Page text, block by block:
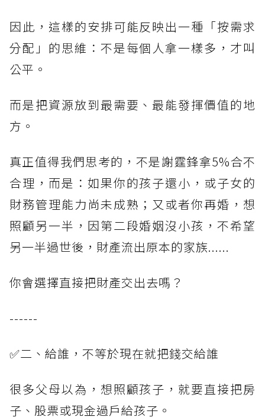
因此，這樣的安排可能反映出一種「按需求
分配」的思維：不是每個人拿一樣多，才叫
公平。
而是把資源放到最需要、最能發揮價值的地
方。
真正值得我們思考的，不是謝霆鋒拿5%合不
合理，而是：如果你的孩子還小，或子女的
財務管理能力尚未成熟；又或者你再婚，想
照顧另一半，因第二段婚姻沒小孩，不希望
另一半過世後，財產流出原本的家族......
你會選擇直接把財產交出去嗎？
------
✅二、給誰，不等於現在就把錢交給誰
很多父母以為，想照顧孩子，就要直接把房
子、股票或現金過戶給孩子。